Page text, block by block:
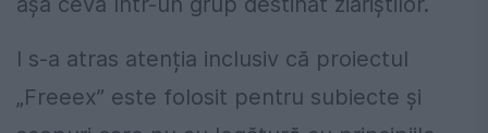
I s-a atras atenția inclusiv că proiectul
„Freeex” este folosit pentru subiecte și